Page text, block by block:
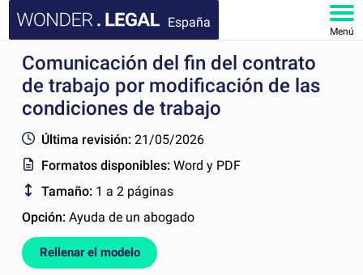
España
Menú
INICIO
DOCUMENTOS
FAQ
MI CUENTA
Comunicación del fin del contrato
de trabajo por modificación de las
condiciones de trabajo
Última revisión: 21/05/2026
Formatos disponibles:Word y PDF
Tamaño: 1 a 2 páginas
Opción:Ayuda de un abogado
Rellenar el modelo